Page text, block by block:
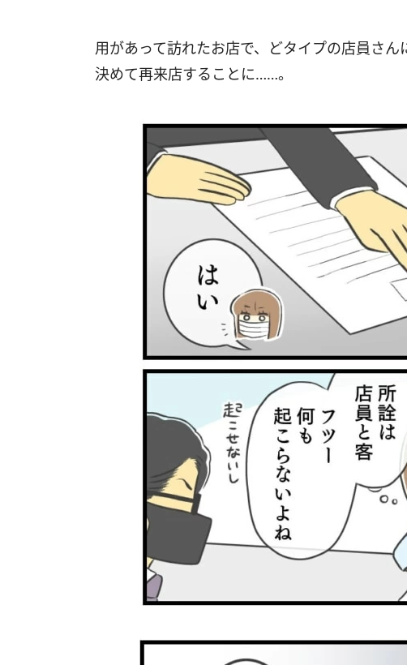
用があって訪れたお店で、どタイプの店員さ
決めて再来店することに……。